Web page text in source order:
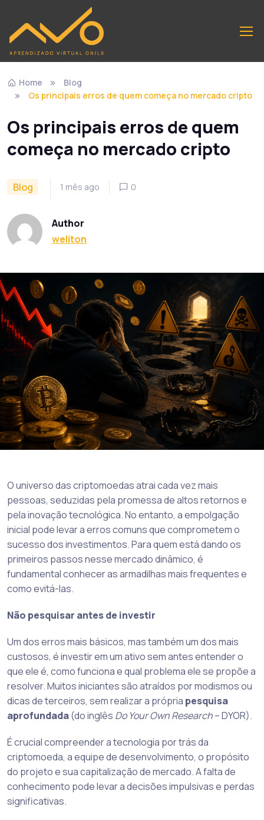
Home
Blog
Os principais erros de quem começa no mercado cripto
Os principais erros de quem
começa no mercado cripto
Blog 1 mês ago 0
Author
weliton
O universo das criptomoedas atrai cada vez mais
pessoas, seduzidas pela promessa de altos retornos e
pela inovação tecnológica. No entanto, a empolgação
inicial pode levar a erros comuns que comprometem o
sucesso dos investimentos. Para quem está dando os
primeiros passos nesse mercado dinâmico, é
fundamental conhecer as armadilhas mais frequentes e
como evitá-las.
Não pesquisar antes de investir
Um dos erros mais básicos, mas também um dos mais
custosos, é investir em um ativo sem antes entender o
que ele é, como funciona e qual problema ele se propõe a
resolver. Muitos iniciantes são atraídos por modismos ou
dicas de terceiros, sem realizar a própria pesquisa
aprofundada(do inglês Do Your Own Research– DYOR).
É crucial compreender a tecnologia por trás da
criptomoeda, a equipe de desenvolvimento, o propósito
do projeto e sua capitalização de mercado. A falta de
conhecimento pode levar a decisões impulsivas e perdas
significativas.